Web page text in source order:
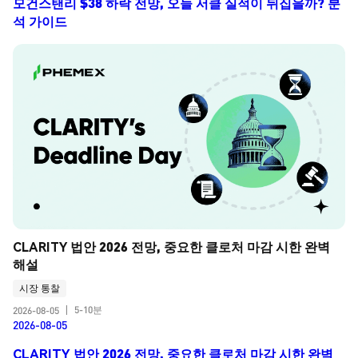
석 가이드
CLARITY 법안 2026 전망, 중요한 클로처 마감 시한 완벽
해설
시장 통찰
2026-08-05
5-10분
2026-08-05
CLARITY 법안 2026 전망, 중요한 클로처 마감 시한 완벽